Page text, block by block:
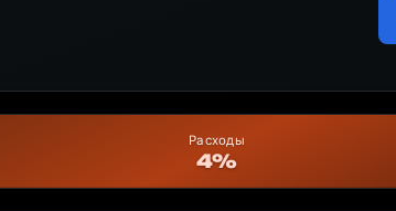
Расходы
4%